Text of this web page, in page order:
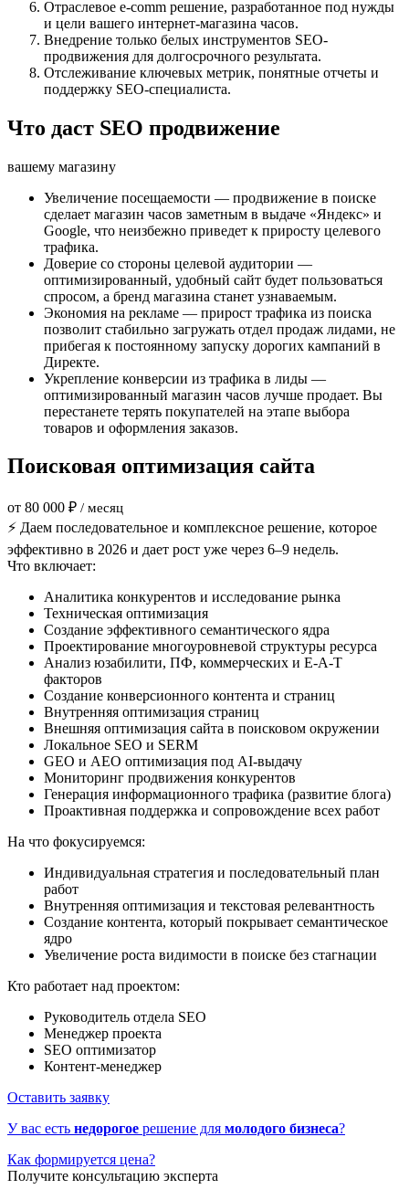
Отраслевое e-comm решение, разработанное под нужды
и цели вашего интернет-магазина часов.
Внедрение только белых инструментов SEO-
продвижения для долгосрочного результата.
Отслеживание ключевых метрик, понятные отчеты и
поддержку SEO-специалиста.
Что даст SEO продвижение
вашему магазину
Увеличение посещаемости — продвижение в поиске
сделает магазин часов заметным в выдаче «Яндекс» и
Google, что неизбежно приведет к приросту целевого
трафика.
Доверие со стороны целевой аудитории —
оптимизированный, удобный сайт будет пользоваться
спросом, а бренд магазина станет узнаваемым.
Экономия на рекламе — прирост трафика из поиска
позволит стабильно загружать отдел продаж лидами, не
прибегая к постоянному запуску дорогих кампаний в
Директе.
Укрепление конверсии из трафика в лиды —
оптимизированный магазин часов лучше продает. Вы
перестанете терять покупателей на этапе выбора
товаров и оформления заказов.
Поисковая оптимизация сайта
от 80 000 ₽ / месяц
⚡ Даем последовательное и комплексное решение, которое
эффективно в 2026 и дает рост уже через 6–9 недель.
Что включает:
Аналитика конкурентов и исследование рынка
Техническая оптимизация
Создание эффективного семантического ядра
Проектирование многоуровневой структуры ресурса
Анализ юзабилити, ПФ, коммерческих и E-A-T
факторов
Создание конверсионного контента и страниц
Внутренняя оптимизация страниц
Внешняя оптимизация сайта в поисковом окружении
Локальное SEO и SERM
GEO и AEO оптимизация под AI-выдачу
Мониторинг продвижения конкурентов
Генерация информационного трафика (развитие блога)
Проактивная поддержка и сопровождение всех работ
На что фокусируемся:
Индивидуальная стратегия и последовательный план
работ
Внутренняя оптимизация и текстовая релевантность
Создание контента, который покрывает семантическое
ядро
Увеличение роста видимости в поиске без стагнации
Кто работает над проектом:
Руководитель отдела SEO
Менеджер проекта
SEO оптимизатор
Контент-менеджер
Оставить заявку
У вас есть недорогое решение для молодого бизнеса?
Как формируется цена?
Получите консультацию эксперта